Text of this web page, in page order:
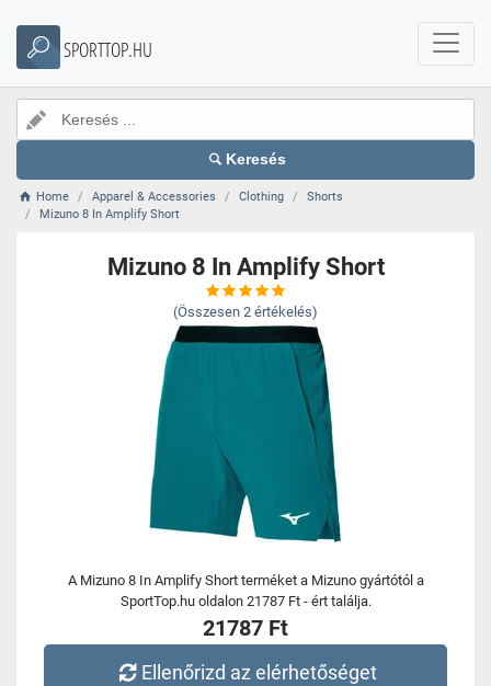
SPORTTOP.HU
Keresés
Home Apparel & Accessories Clothing
Shorts
Mizuno 8 In Amplify Short
Mizuno 8 In Amplify Short
(Összesen 2 értékelés)
A Mizuno 8 In Amplify Short terméket a Mizuno gyártótól a
SportTop.hu oldalon 21787 Ft - ért találja.
21787 Ft
Ellenőrizd az elérhetőséget